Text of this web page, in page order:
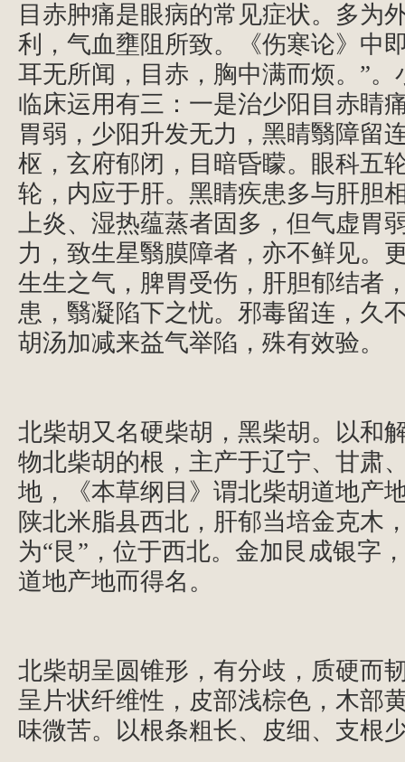
目赤肿痛是眼病的常见症状。多为
利，气血壅阻所致。《伤寒论》中
耳无所闻，目赤，胸中满而烦。”
临床运用有三：一是治少阳目赤睛
胃弱，少阳升发无力，黑睛翳障留
枢，玄府郁闭，目暗昏矇。眼科五
轮，内应于肝。黑睛疾患多与肝胆
上炎、湿热蕴蒸者固多，但气虚胃
力，致生星翳膜障者，亦不鲜见。
生生之气，脾胃受伤，肝胆郁结者
患，翳凝陷下之忧。邪毒留连，久
胡汤加减来益气举陷，殊有效验。
北柴胡又名硬柴胡，黑柴胡。以和
物北柴胡的根，主产于辽宁、甘肃
地，《本草纲目》谓北柴胡道地产
陕北米脂县西北，肝郁当培金克木
为“艮”，位于西北。金加艮成银字
道地产地而得名。
北柴胡呈圆锥形，有分歧，质硬而
呈片状纤维性，皮部浅棕色，木部
味微苦。以根条粗长、皮细、支根